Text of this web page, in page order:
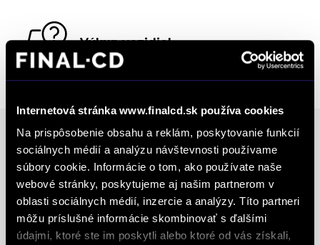
Internetová stránka www.finalcd.sk používa cookies
Na prispôsobenie obsahu a reklám, poskytovanie funkcií
sociálnych médií a analýzu návštevnosti používame
súbory cookie. Informácie o tom, ako používate naše
webové stránky, poskytujeme aj našim partnerom v
oblasti sociálnych médií, inzercie a analýzy. Títo partneri
môžu príslušné informácie skombinovať s ďalšími
údajmi, ktoré ste im poskytli alebo ktoré od vás získali,
Výkup vozidiel
Ocenenia
FINAL-CD získalo prestížny certifikát AAA Highest
Creditworthiness, tento certifikát je jedným z